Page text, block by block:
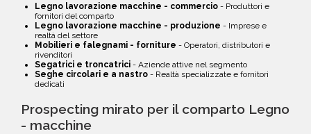
Legno lavorazione macchine - commercio - Produttori e
fornitori del comparto
Legno lavorazione macchine - produzione - Imprese e
realtà del settore
Mobilieri e falegnami - forniture - Operatori, distributori e
rivenditori
Segatrici e troncatrici - Aziende attive nel segmento
Seghe circolari e a nastro - Realtà specializzate e fornitori
dedicati
Prospecting mirato per il comparto Legno
- macchine